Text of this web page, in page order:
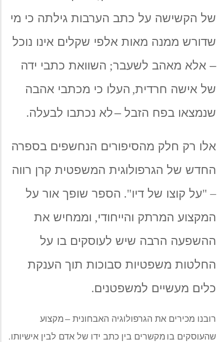
של הקשישה על כתב הערבות גילתה כי מי
שדורש ממנה מאות אלפי שקלים אינו נוכל
– אלא מאהב לשעבר; השוואת כתבי ידה
של אישה חרדית, העלו כי מכתבי אהבה
שנמצאו בפח הזבל–לא נכתבו לבעלה.
אלו רק חלק מהסיפורים הנחשפים בספרה
החדש של הגרפולוגית המשפטית קרן רווה
– "על קוצו של דיו"
. הספר שופך אור על
המקצוע המרתק והייחודי, וממחיש את
ההשפעה הרבה שיש לעוסקים בו על
החלטות משפטיות סבוכות תוך הענקת
כלים מעשיים למשפטנים.
רובנו מכירים את הגרפולוגיה האבחונית – מקצוע
שהעוסקים בו מקשרים בין כתב ידו של אדם לבין אישיותו.